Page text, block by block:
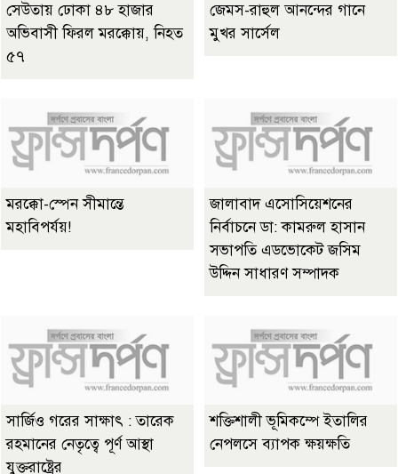
সেউতায় ঢোকা ৪৮ হাজার
অভিবাসী ফিরল মরক্কোয়, নিহত
৫৭
জেমস-রাহুল আনন্দের গানে
মুখর সার্সেল
মরক্কো-স্পেন সীমান্তে
মহাবিপর্যয়!
জালাবাদ এসোসিয়েশনের
নির্বাচনে ডা: কামরুল হাসান
সভাপতি এডভোকেট জসিম
উদ্দিন সাধারণ সম্পাদক
সার্জিও গরের সাক্ষাৎ : তারেক
রহমানের নেতৃত্বে পূর্ণ আস্থা
যুক্তরাষ্ট্রের
শক্তিশালী ভূমিকম্পে ইতালির
নেপলসে ব্যাপক ক্ষয়ক্ষতি